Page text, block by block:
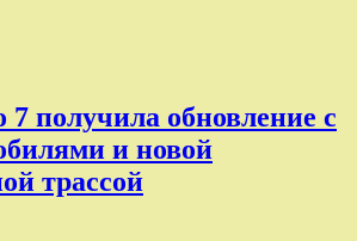
получила обновление с
и новой
трассой